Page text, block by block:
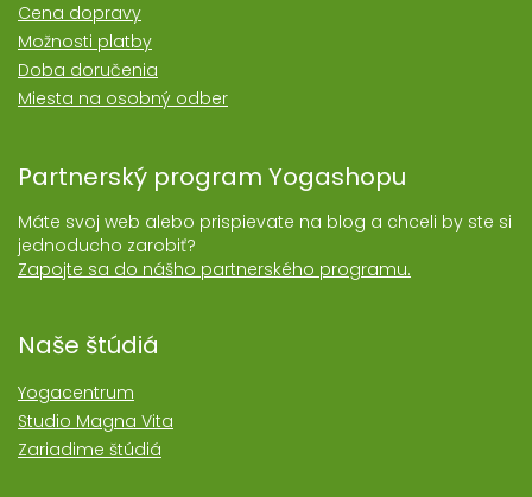
Cena dopravy
Možnosti platby
Doba doručenia
Miesta na osobný odber
Partnerský program Yogashopu
Máte svoj web alebo prispievate na blog a chceli by ste si
jednoducho zarobiť?
Zapojte sa do nášho partnerského programu.
Naše štúdiá
Yogacentrum
Studio Magna Vita
Zariadime štúdiá